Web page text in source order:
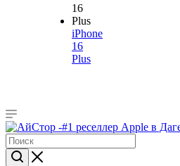
iPhone
16
Plus